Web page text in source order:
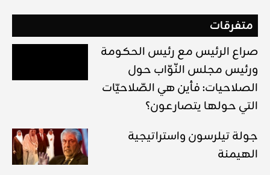
متفرقات
صراع الرئيس مع رئيس الحكومة
ورئيس مجلس النّوّاب حول
الصلاحيات: فأين هي الصّلاحيّات
التي حولها يتصارعون؟
جولة تيلرسون واستراتيجية
الهيمنة